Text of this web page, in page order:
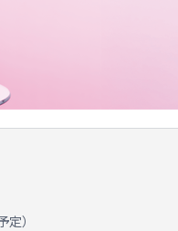
）